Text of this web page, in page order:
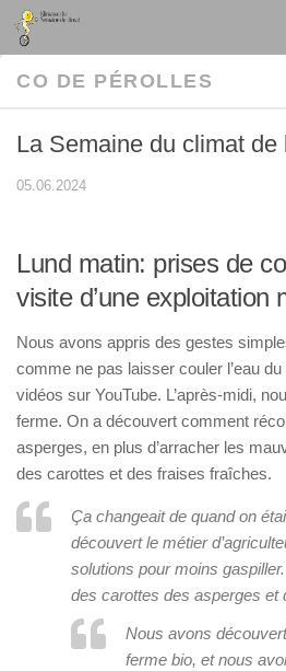
Au dessous du contenu
CO DE PÉROLLES
La Semaine du climat de
05.06.2024
Lund matin: prises de
visite d’une exploitation
Nous avons appris des gestes
comme ne pas laisser couler l’eau
vidéos sur YouTube. L’après-midi,
ferme. On a découvert comment
asperges, en plus d’arracher les
des carottes et des fraises fraîches.
Ça changeait de quand on
découvert le métier
solutions pour moins
des carottes des asperges et
Nous avons
ferme bio, et nous